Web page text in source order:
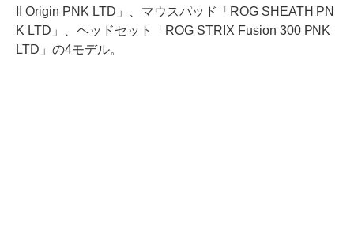
II Origin PNK LTD」、マウスパッド「ROG SHEATH PN
K LTD」、ヘッドセット「ROG STRIX Fusion 300 PNK
LTD」の4モデル。